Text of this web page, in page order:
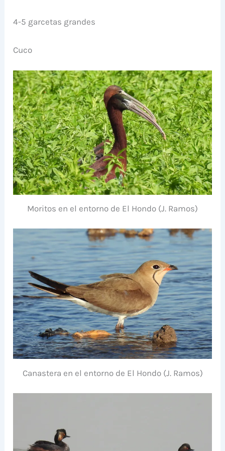
4-5 garcetas grandes
Cuco
Moritos en el entorno de El Hondo (J. Ramos)
Canastera en el entorno de El Hondo (J. Ramos)